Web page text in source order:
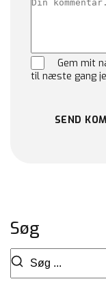
Gem mit
til næste gang
SEND
Søg